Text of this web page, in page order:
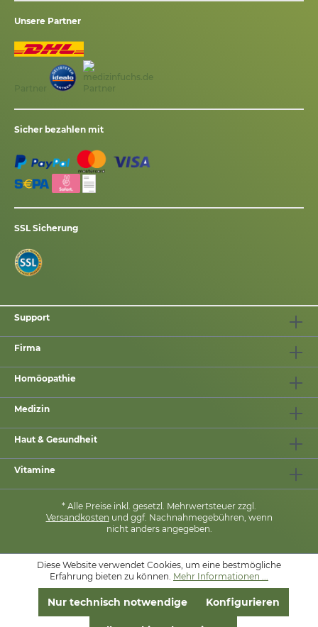
Unsere Partner
Sicher bezahlen mit
SSL Sicherung
Support
Firma
Homöopathie
Medizin
Haut & Gesundheit
Vitamine
* Alle Preise inkl. gesetzl. Mehrwertsteuer zzgl.
Versandkosten und ggf. Nachnahmegebühren, wenn
nicht anders angegeben.
MIT ❤VON PHARMASANA
Diese Website verwendet Cookies, um eine bestmögliche
Erfahrung bieten zu können. Mehr Informationen ...
Nur technisch notwendige Konfigurieren